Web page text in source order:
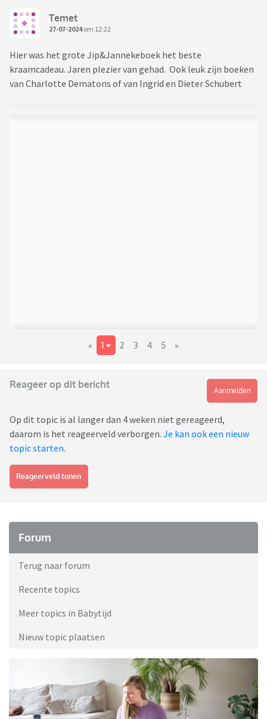
Temet
27-07-2024om 12:22
Hier was het grote Jip&Jannekeboek het beste
kraamcadeau. Jaren plezier van gehad. Ook leuk zijn boeken
van Charlotte Dematons of van Ingrid en Dieter Schubert
« 1 2 3 4 5 »
Reageer op dit bericht
Aanmelden
Op dit topic is al langer dan 4 weken niet gereageerd,
daarom is het reageerveld verborgen. Je kan ook een nieuw
topic starten.
Reageerveld tonen
Forum
Terug naar forum
Recente topics
Meer topics in Babytijd
Nieuw topic plaatsen